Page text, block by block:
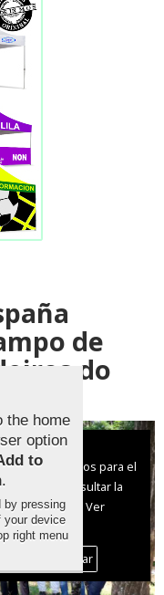
de
do
cookies:
y de terceros para el
Puedes consultar la
Ver
y Cookies
Personalizar
the home
option
to
.
by pressing
your device
right menu